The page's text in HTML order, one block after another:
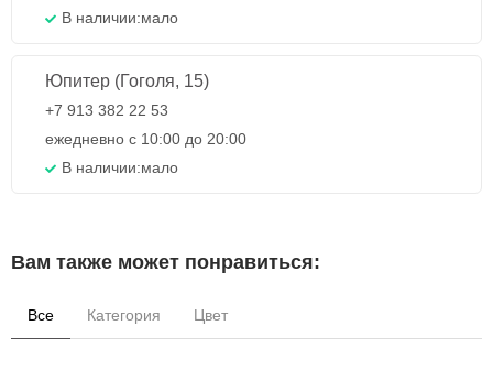
В наличии:мало
Юпитер (Гоголя, 15)
+7 913 382 22 53
ежедневно с 10:00 до 20:00
В наличии:мало
Вам также может понравиться:
Все Категория Цвет